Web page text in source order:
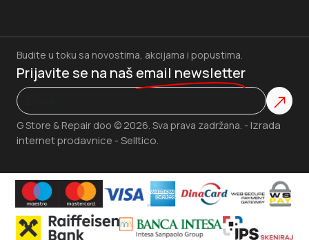
G Store & Repair doo © 2026. Sva prava zadržana. - Izrada
internet prodavnice - Selltico.
Budite u toku sa novostima, akcijama i popustima.
Prijavite se na naš email newsletter